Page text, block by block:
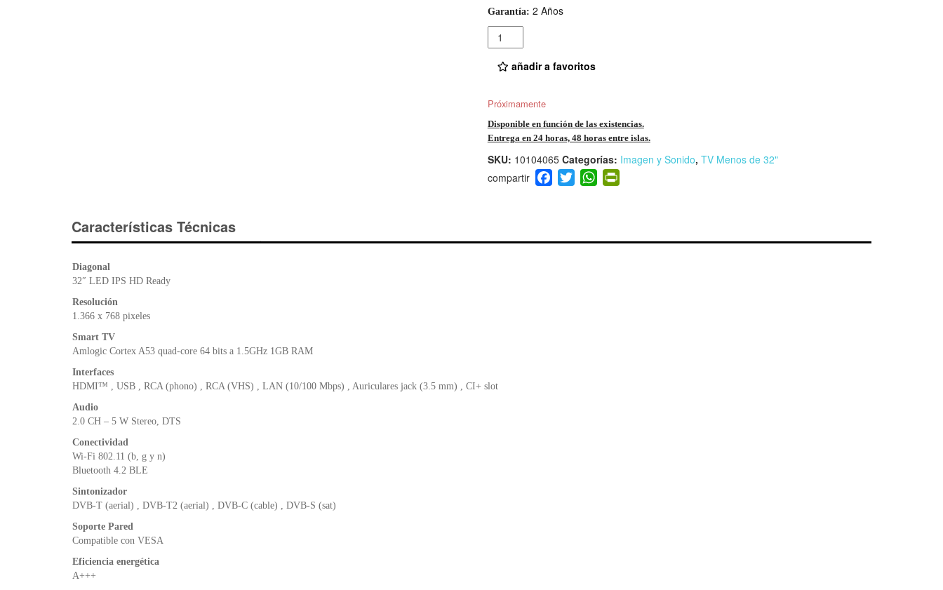
Garantía: 2 Años
Cantidad
añadir a favoritos
Próximamente
Disponible en función de las existencias.
Entrega en 24 horas, 48 horas entre islas.
SKU: 10104065 Categorías: Imagen y Sonido, TV Menos de 32"
F
a
b
T
wi
W
h
A
Pr
in
e
Características Técnicas
Diagonal
32″ LED IPS HD Ready
Resolución
1.366 x 768 pixeles
Smart TV
Amlogic Cortex A53 quad-core 64 bits a 1.5GHz 1GB RAM
Interfaces
HDMI™ , USB , RCA (phono) , RCA (VHS) , LAN (10/100 Mbps) , Auriculares jack (3.5 mm) , CI+ slot
Audio
2.0 CH – 5 W Stereo, DTS
Conectividad
Wi-Fi 802.11 (b, g y n)
Bluetooth 4.2 BLE
Sintonizador
DVB-T (aerial) , DVB-T2 (aerial) , DVB-C (cable) , DVB-S (sat)
Soporte Pared
Compatible con VESA
Eficiencia energética
A+++